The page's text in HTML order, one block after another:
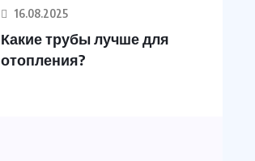
16.08.2025
Какие трубы лучше для
отопления?